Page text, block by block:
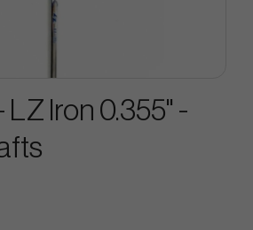
LZ Iron 0.355" -